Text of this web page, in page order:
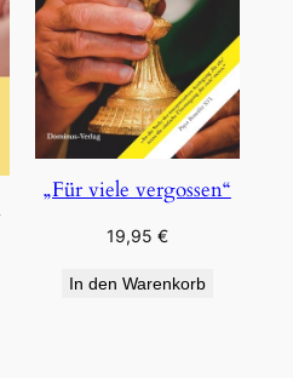
„Für viele vergossen“
19,95 €
In den Warenkorb